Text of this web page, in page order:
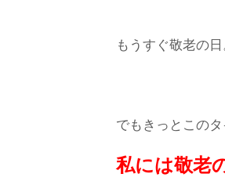
もうすぐ敬老の日
でもきっとこの
私には敬老